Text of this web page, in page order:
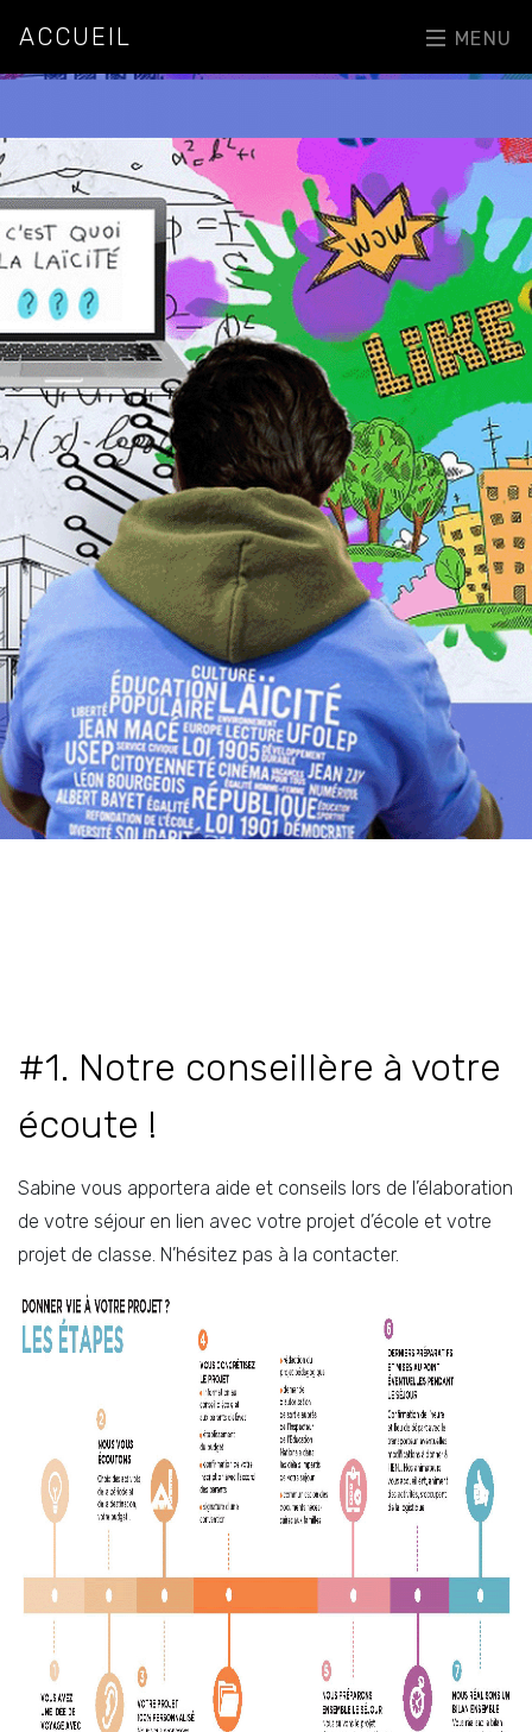
ACCUEIL MENU
#1. Notre conseillère à votre
écoute !
Sabine vous apportera aide et conseils lors de l’élaboration
de votre séjour en lien avec votre projet d’école et votre
projet de classe. N’hésitez pas à la contacter.